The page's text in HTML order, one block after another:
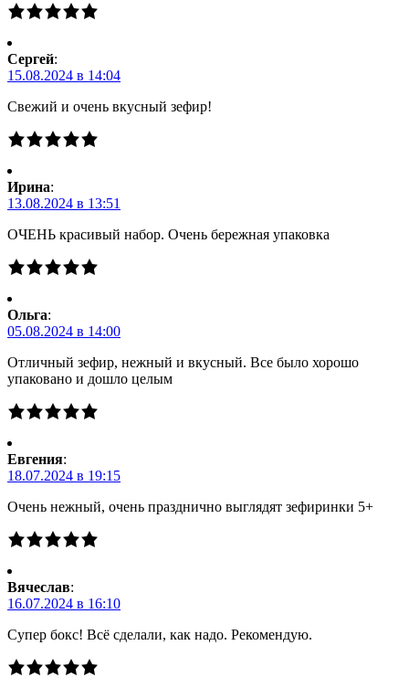
Сергей:
15.08.2024 в 14:04
Свежий и очень вкусный зефир!
Ирина:
13.08.2024 в 13:51
ОЧЕНЬ красивый набор. Очень бережная упаковка
Ольга:
05.08.2024 в 14:00
Отличный зефир, нежный и вкусный. Все было хорошо
упаковано и дошло целым
Евгения:
18.07.2024 в 19:15
Очень нежный, очень празднично выглядят зефиринки 5+
Вячеслав:
16.07.2024 в 16:10
Супер бокс! Всё сделали, как надо. Рекомендую.